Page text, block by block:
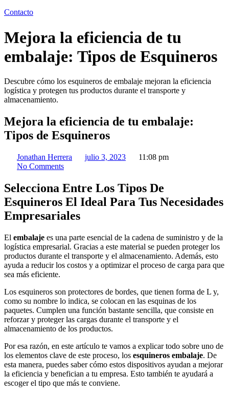
Contacto
Mejora la eficiencia de tu
embalaje: Tipos de Esquineros
Descubre cómo los esquineros de embalaje mejoran la eficiencia
logística y protegen tus productos durante el transporte y
almacenamiento.
Mejora la eficiencia de tu embalaje:
Tipos de Esquineros
Jonathan Herrera julio 3, 2023
11:08 pm
No Comments
Selecciona Entre Los Tipos De
Esquineros El Ideal Para Tus Necesidades
Empresariales
El embalaje es una parte esencial de la cadena de suministro y de la
logística empresarial. Gracias a este material se pueden proteger los
productos durante el transporte y el almacenamiento. Además, esto
ayuda a reducir los costos y a optimizar el proceso de carga para que
sea más eficiente.
Los esquineros son protectores de bordes, que tienen forma de L y,
como su nombre lo indica, se colocan en las esquinas de los
paquetes. Cumplen una función bastante sencilla, que consiste en
reforzar y proteger las cargas durante el transporte y el
almacenamiento de los productos.
Por esa razón, en este artículo te vamos a explicar todo sobre uno de
los elementos clave de este proceso, los esquineros embalaje. De
esta manera, puedes saber cómo estos dispositivos ayudan a mejorar
la eficiencia y benefician a tu empresa. Esto también te ayudará a
escoger el tipo que más te conviene.